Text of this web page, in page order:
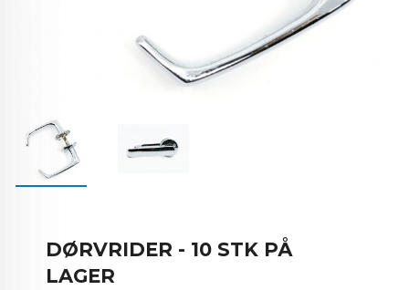
DØRVRIDER - 10 STK PÅ
LAGER